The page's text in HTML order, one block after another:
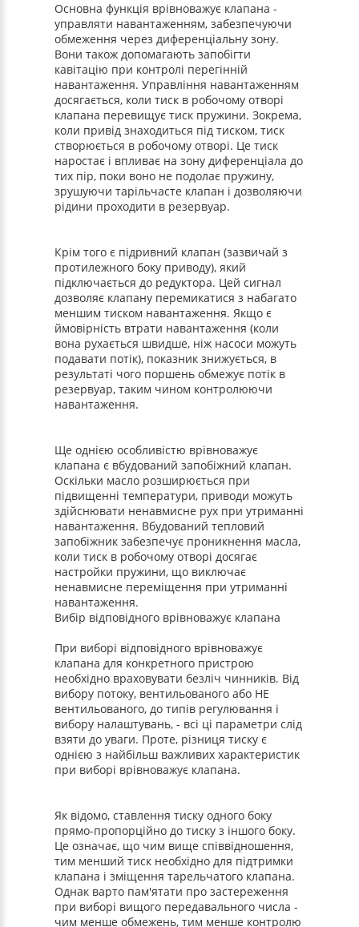
Основна функція врівноважує клапана -
управляти навантаженням, забезпечуючи
обмеження через диференціальну зону.
Вони також допомагають запобігти
кавітацію при контролі перегінній
навантаження. Управління навантаженням
досягається, коли тиск в робочому отворі
клапана перевищує тиск пружини. Зокрема,
коли привід знаходиться під тиском, тиск
створюється в робочому отворі. Це тиск
наростає і впливає на зону диференціала до
тих пір, поки воно не подолає пружину,
зрушуючи тарільчасте клапан і дозволяючи
рідини проходити в резервуар.
Крім того є підривний клапан (зазвичай з
протилежного боку приводу), який
підключається до редуктора. Цей сигнал
дозволяє клапану перемикатися з набагато
меншим тиском навантаження. Якщо є
ймовірність втрати навантаження (коли
вона рухається швидше, ніж насоси можуть
подавати потік), показник знижується, в
результаті чого поршень обмежує потік в
резервуар, таким чином контролюючи
навантаження.
Ще однією особливістю врівноважує
клапана є вбудований запобіжний клапан.
Оскільки масло розширюється при
підвищенні температури, приводи можуть
здійснювати ненавмисне рух при утриманні
навантаження. Вбудований тепловий
запобіжник забезпечує проникнення масла,
коли тиск в робочому отворі досягає
настройки пружини, що виключає
ненавмисне переміщення при утриманні
навантаження.
Вибір відповідного врівноважує клапана
При виборі відповідного врівноважує
клапана для конкретного пристрою
необхідно враховувати безліч чинників. Від
вибору потоку, вентильованого або НЕ
вентильованого, до типів регулювання і
вибору налаштувань, - всі ці параметри слід
взяти до уваги. Проте, різниця тиску є
однією з найбільш важливих характеристик
при виборі врівноважує клапана.
Як відомо, ставлення тиску одного боку
прямо-пропорційно до тиску з іншого боку.
Це означає, що чим вище співвідношення,
тим менший тиск необхідно для підтримки
клапана і зміщення тарельчатого клапана.
Однак варто пам'ятати про застереження
при виборі вищого передавального числа -
чим менше обмежень, тим менше контролю